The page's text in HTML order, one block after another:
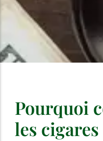
Pourquoi
les cigares